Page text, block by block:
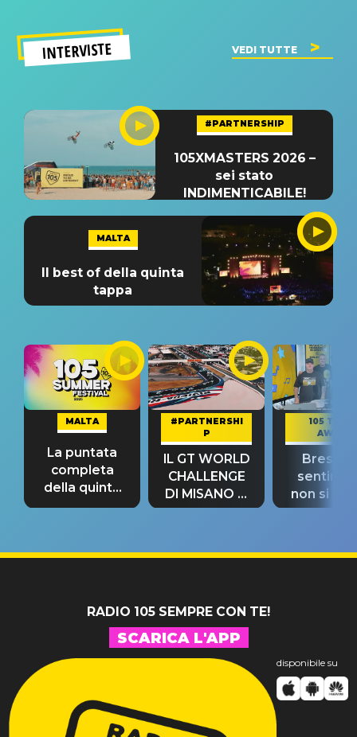
INTERVISTE VEDI TUTTE
#PARTNERSHIP
105XMASTERS 2026 –
sei stato
INDIMENTICABILE!
MALTA
Il best of della quinta
tappa
MALTA
La puntata
completa
della quinta
tappa
#PARTNERSHI
P
IL GT WORLD
CHALLENGE
DI MISANO si
riconferma
105 TAKE
AWAY
Bresh:
non si
fino alla
RADIO 105 SEMPRE CON TE!
SCARICA L'APP
disponibile su